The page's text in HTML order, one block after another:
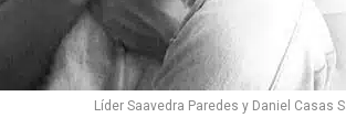
Líder Saavedra Paredes y Daniel Casas